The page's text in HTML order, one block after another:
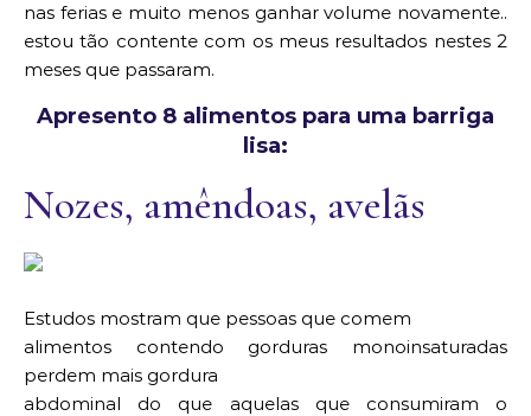
nas ferias e muito menos ganhar volume novamente..
estou tão contente com os meus resultados nestes 2
meses que passaram.
Apresento 8 alimentos para uma barriga
lisa:
Nozes, amêndoas, avelãs
Estudos mostram que pessoas que comem
alimentos contendo gorduras monoinsaturadas
perdem mais gordura
abdominal do que aquelas que consumiram o